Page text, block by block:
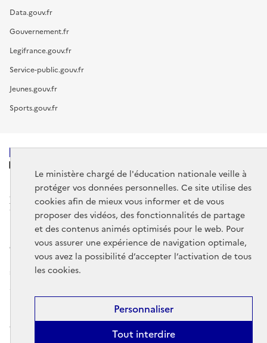
Le ministère chargé de l'éducation nationale veille à
protéger vos données personnelles. Ce site utilise des
cookies afin de mieux vous informer et de vous
proposer des vidéos, des fonctionnalités de partage
et des contenus animés optimisés pour le web. Pour
vous assurer une expérience de navigation optimale,
vous avez la possibilité d’accepter l’activation de tous
les cookies.
Tout interdire
Personnaliser
Data.gouv.fr
Gouvernement.fr
Legifrance.gouv.fr
Service-public.gouv.fr
Jeunes.gouv.fr
Sports.gouv.fr
MINISTÈRE
DE L'ÉDUCATION
NATIONALE
data.gouv.fr
legifrance.gouv.fr
service-public.gouv.fr
Données personnelles et cookies
cookies